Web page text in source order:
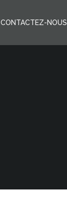
CONTACTEZ-NOUS